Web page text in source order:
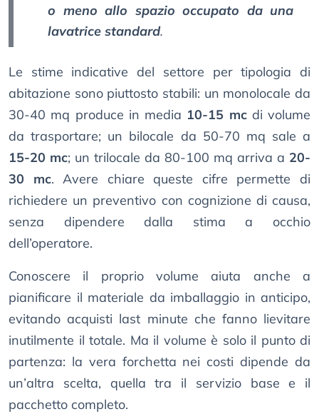
o meno allo spazio occupato da una
lavatrice standard.
Le stime indicative del settore per tipologia di
abitazione sono piuttosto stabili: un monolocale da
30-40 mq produce in media 10-15 mcdi volume
da trasportare; un bilocale da 50-70 mq sale a
15-20 mc; un trilocale da 80-100 mq arriva a 20-
30 mc. Avere chiare queste cifre permette di
richiedere un preventivo con cognizione di causa,
senza dipendere dalla stima a occhio
dell’operatore.
Conoscere il proprio volume aiuta anche a
pianificare il materiale da imballaggio in anticipo,
evitando acquisti last minute che fanno lievitare
inutilmente il totale. Ma il volume è solo il punto di
partenza: la vera forchetta nei costi dipende da
un’altra scelta, quella tra il servizio base e il
pacchetto completo.